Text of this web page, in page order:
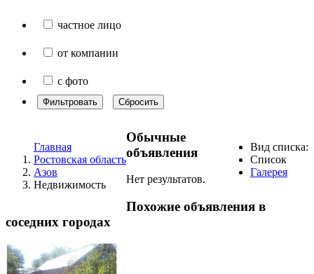
частное лицо
от компании
с фото
Фильтровать Сбросить
Главная
Ростовская область
Азов
Недвижимость
Вид списка:
Список
Галерея
Обычные
объявления
Нет результатов.
Похожие объявления в
соседних городах